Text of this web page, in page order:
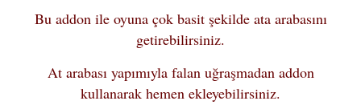
Bu addon ile oyuna çok basit şekilde ata arabasını
getirebilirsiniz.
At arabası yapımıyla falan uğraşmadan addon
kullanarak hemen ekleyebilirsiniz.